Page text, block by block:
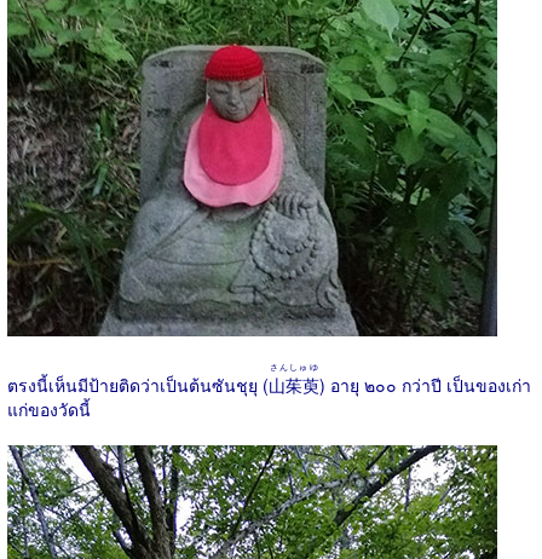
ตรงนี้เห็นมีป้ายติดว่าเป็นต้นซันชุยุ (山茱萸
さんしゅゆ
) อายุ ๒๐๐ กว่าปี เป็นของเก่า
แก่ของวัดนี้